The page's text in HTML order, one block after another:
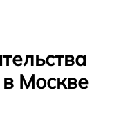
Москве